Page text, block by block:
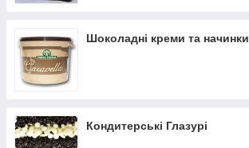
Шоколадні креми та начинки
Кондитерські Глазурі